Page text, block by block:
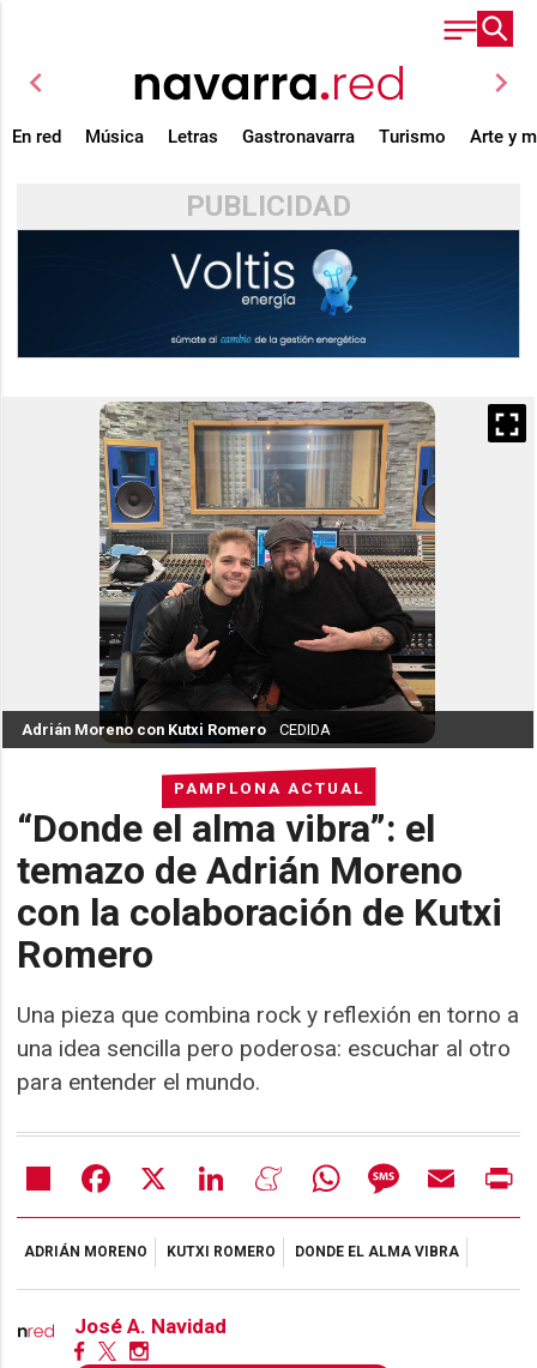
chevron_left chevron_right
En red Música Letras Gastronavarra Turismo Arte y
PUBLICIDAD
PAMPLONA ACTUAL
“Donde el alma vibra”: el
temazo de Adrián Moreno
con la colaboración de Kutxi
Romero
Una pieza que combina rock y reflexión en torno a
una idea sencilla pero poderosa: escuchar al otro
para entender el mundo.
Adrián Moreno con Kutxi Romero CEDIDA
Share Facebook LinkedIn MeneameWhatsAppMessageEmail
ADRIÁN MORENO KUTXI ROMERO DONDE EL ALMA VIBRA
José A. Navidad